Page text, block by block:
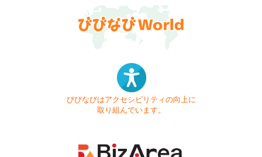
びびなびはアクセシビリティの向上に
取り組んでいます。